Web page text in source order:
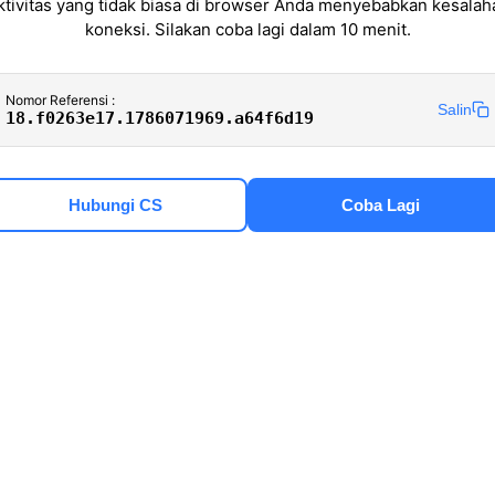
yang tidak biasa di browser Anda menyebabkan
koneksi. Silakan coba lagi dalam 10 menit.
Nomor Referensi :
18.f0263e17.1786071969.a64f6d19 Salin
Hubungi CS Coba Lagi